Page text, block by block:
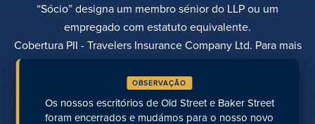
“Sócio” designa um membro sénior do LLP ou um
empregado com estatuto equivalente.
Cobertura PII - Travelers Insurance Company Ltd. Para mais
POLÍTICA DE PRIVACIDADE
TRANSPARÊNCIA DIVERSIDADE
EFETUAR UM PAGAMENTO LOCALIZAÇÕES
PÁGINAS RECENTES
OBSERVAÇÃO
Os nossos escritórios de Old Street e Baker Street
foram encerrados e mudámos para o nosso novo